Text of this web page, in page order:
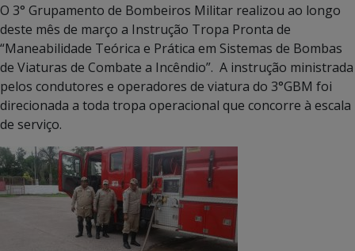
O 3° Grupamento de Bombeiros Militar realizou ao longo
deste mês de março a Instrução Tropa Pronta de
“Maneabilidade Teórica e Prática em Sistemas de Bombas
de Viaturas de Combate a Incêndio”. A instrução ministrada
pelos condutores e operadores de viatura do 3°GBM foi
direcionada a toda tropa operacional que concorre à escala
de serviço.